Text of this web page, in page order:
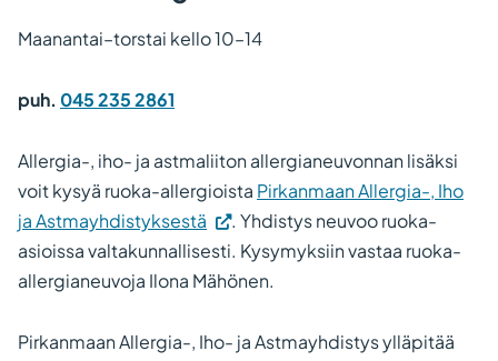
Maanantai–torstai kello 10–14
puh. 045 235 2861
Allergia-, iho- ja astmaliiton allergianeuvonnan lisäksi
voit kysyä ruoka-allergioista Pirkanmaan Allergia-, Iho
ja Astmayhdistyksestä (Vieraile
ulkoisella
sivustolla.
avautuu
. Yhdistys neuvoo ruoka-
asioissa valtakunnallisesti. Kysymyksiin vastaa ruoka-
allergianeuvoja Ilona Mähönen.
Pirkanmaan Allergia-, Iho- ja Astmayhdistys ylläpitää